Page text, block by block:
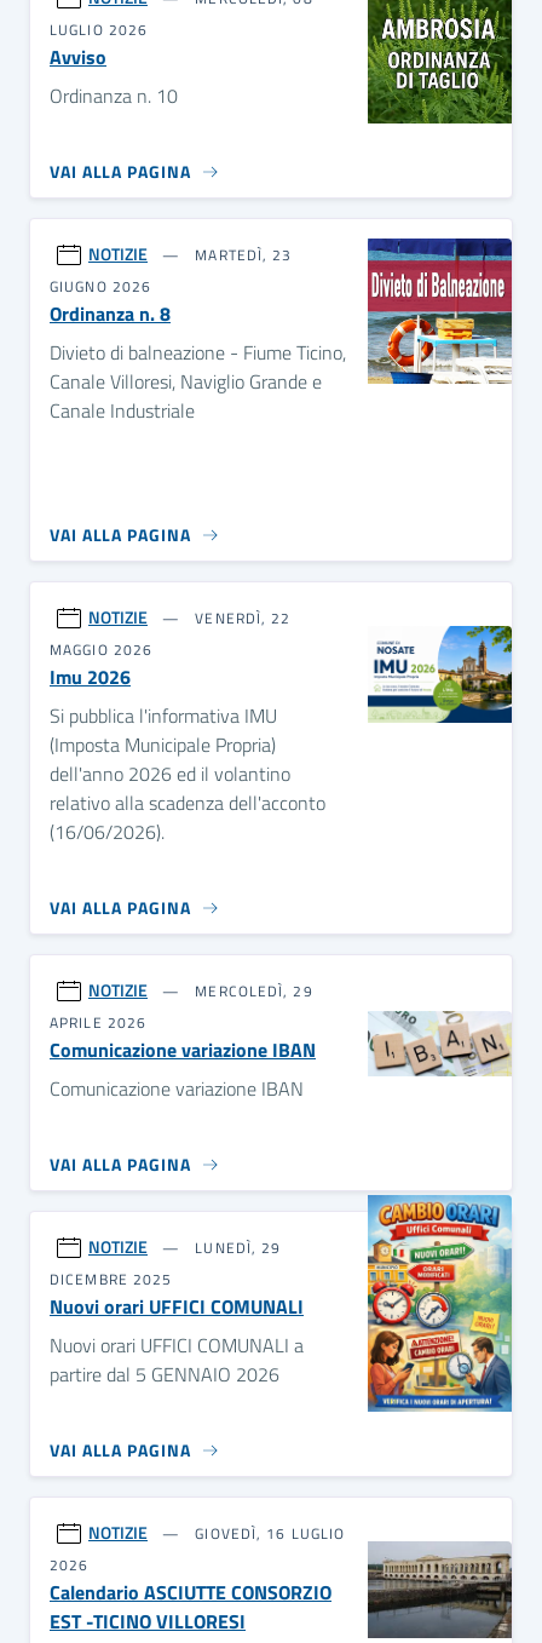
LUGLIO 2026
Avviso
Ordinanza n. 10
VAI ALLA PAGINA
NOTIZIE
MARTEDÌ, 23
GIUGNO 2026
Ordinanza n. 8
Divieto di balneazione - Fiume Ticino,
Canale Villoresi, Naviglio Grande e
Canale Industriale
VAI ALLA PAGINA
NOTIZIE
VENERDÌ, 22
MAGGIO 2026
Imu 2026
Si pubblica l'informativa IMU
(Imposta Municipale Propria)
dell'anno 2026 ed il volantino
relativo alla scadenza dell'acconto
(16/06/2026).
VAI ALLA PAGINA
NOTIZIE
MERCOLEDÌ, 29
APRILE 2026
Comunicazione variazione IBAN
Comunicazione variazione IBAN
VAI ALLA PAGINA
NOTIZIE
LUNEDÌ, 29
DICEMBRE 2025
Nuovi orari UFFICI COMUNALI
Nuovi orari UFFICI COMUNALI a
partire dal 5 GENNAIO 2026
VAI ALLA PAGINA
NOTIZIE
GIOVEDÌ, 16 LUGLIO
2026
Calendario ASCIUTTE CONSORZIO
EST -TICINO VILLORESI